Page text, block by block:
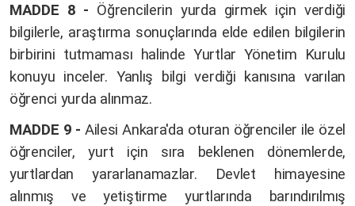
MADDE 8 - Öğrencilerin yurda girmek için verdiği
bilgilerle, araştırma sonuçlarında elde edilen bilgilerin
birbirini tutmaması halinde Yurtlar Yönetim Kurulu
konuyu inceler. Yanlış bilgi verdiği kanısına varılan
öğrenci yurda alınmaz.
MADDE 9 - Ailesi Ankara'da oturan öğrenciler ile özel
öğrenciler, yurt için sıra beklenen dönemlerde,
yurtlardan yararlanamazlar. Devlet himayesine
alınmış ve yetiştirme yurtlarında barındırılmış